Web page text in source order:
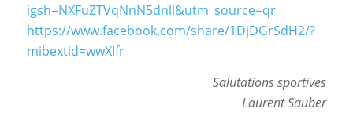
igsh=NXFuZTVqNnN5dnll&utm_source=qr
https://www.facebook.com/share/1DjDGrSdH2/?
mibextid=wwXIfr
Salutations sportives
Laurent Sauber